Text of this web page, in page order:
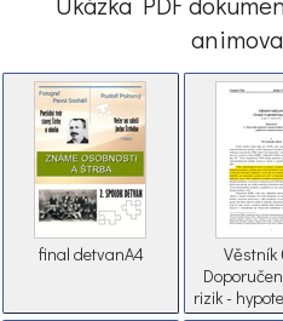
final detvanA4
Věstník
rizik -